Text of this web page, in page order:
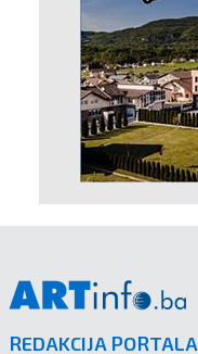
REDAKCIJA PORTALA